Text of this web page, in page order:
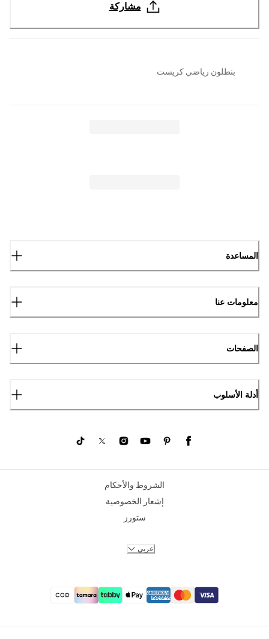
مشاركة
بنطلون رياضي كريست
المساعدة
معلومات عنا
الصفحات
أدلة الأسلوب
الشروط والأحكام
إشعار الخصوصية
ستورز
عربي